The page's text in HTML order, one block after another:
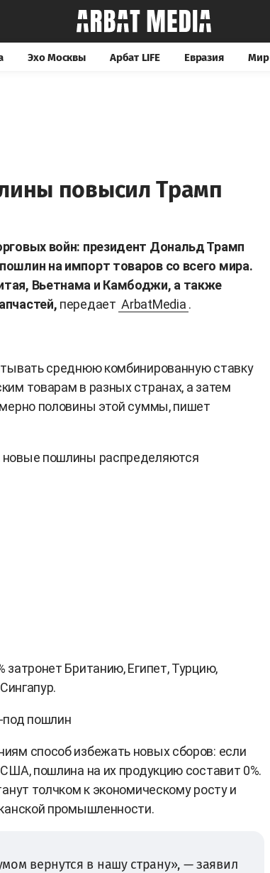
Эхо Москвы Арбат LIFE Евразия Мир
повысил Трамп
войн: президент Дональд Трамп
на импорт товаров со всего мира.
Вьетнама и Камбоджи, а также
передает ArbatMedia .
среднюю комбинированную ставку
товарам в разных странах, а затем
половины этой суммы, пишет
пошлины распределяются
затронет Британию, Египет, Турцию,
пошлин
способ избежать новых сборов: если
пошлина на их продукцию составит 0%.
толчком к экономическому росту и
промышленности.
вернутся в нашу страну», — заявил